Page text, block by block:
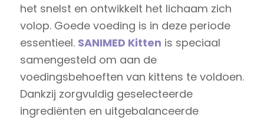
het snelst en ontwikkelt het lichaam zich
volop. Goede voeding is in deze periode
essentieel. SANIMED Kitten is speciaal
samengesteld om aan de
voedingsbehoeften van kittens te voldoen.
Dankzij zorgvuldig geselecteerde
ingrediënten en uitgebalanceerde